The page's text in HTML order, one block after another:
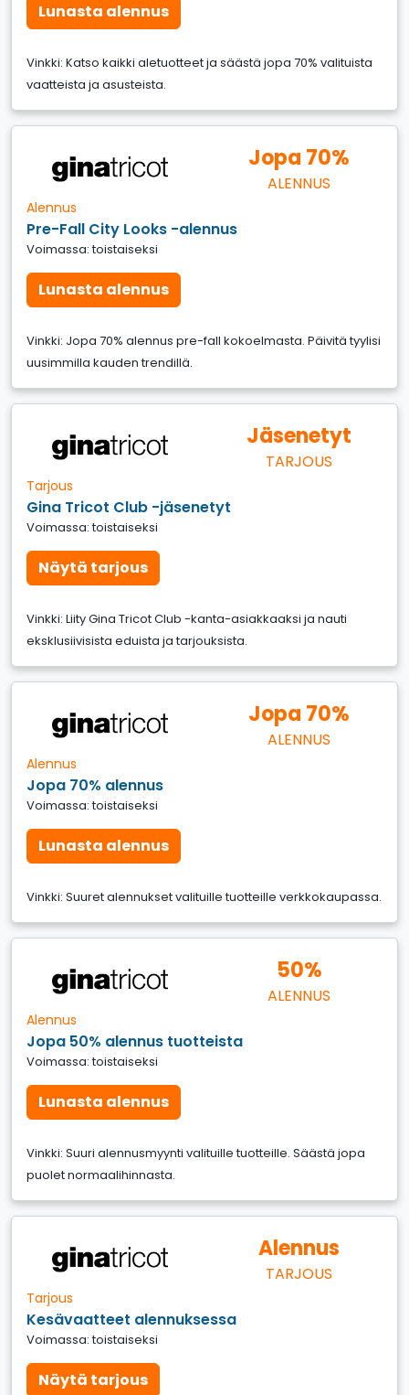
Lunasta alennus
Vinkki: Katso kaikki aletuotteet ja säästä jopa 70% valituista
vaatteista ja asusteista.
Jopa 70%
ALENNUS
Alennus
Pre-Fall City Looks -alennus
Voimassa: toistaiseksi
Lunasta alennus
Vinkki: Jopa 70% alennus pre-fall kokoelmasta. Päivitä tyylisi
uusimmilla kauden trendillä.
Jäsenetyt
TARJOUS
Tarjous
Gina Tricot Club -jäsenetyt
Voimassa: toistaiseksi
Näytä tarjous
Vinkki: Liity Gina Tricot Club -kanta-asiakkaaksi ja nauti
eksklusiivisista eduista ja tarjouksista.
Jopa 70%
ALENNUS
Alennus
Jopa 70% alennus
Voimassa: toistaiseksi
Lunasta alennus
Vinkki: Suuret alennukset valituille tuotteille verkkokaupassa.
50%
ALENNUS
Alennus
Jopa 50% alennus tuotteista
Voimassa: toistaiseksi
Lunasta alennus
Vinkki: Suuri alennusmyynti valituille tuotteille. Säästä jopa
puolet normaalihinnasta.
Alennus
TARJOUS
Tarjous
Kesävaatteet alennuksessa
Voimassa: toistaiseksi
Näytä tarjous